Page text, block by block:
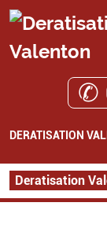
Valenton
✆
DERATISATION
Deratisation